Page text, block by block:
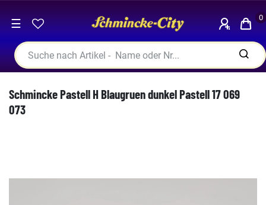
☰ 0
Schmincke Pastell H Blaugruen dunkel Pastell 17 069
073